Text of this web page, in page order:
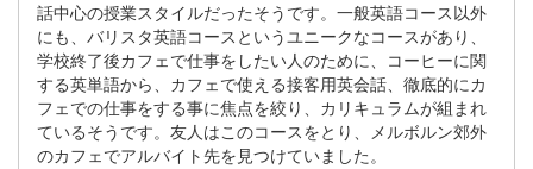
話中心の授業スタイルだったそうです。一般英語コース以外
にも、バリスタ英語コースというユニークなコースがあり、
学校終了後カフェで仕事をしたい人のために、コーヒーに関
する英単語から、カフェで使える接客用英会話、徹底的にカ
フェでの仕事をする事に焦点を絞り、カリキュラムが組まれ
ているそうです。友人はこのコースをとり、メルボルン郊外
のカフェでアルバイト先を見つけていました。